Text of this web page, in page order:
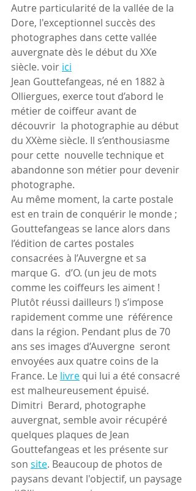
Autre particularité de la vallée de la
Dore, l'exceptionnel succès des
photographes dans cette vallée
auvergnate dès le début du XXe
siècle. voir ici
Jean Gouttefangeas, né en 1882 à
Olliergues, exerce tout d’abord le
métier de coiffeur avant de
découvrir  la photographie au début
du XXème siècle. Il s’enthousiasme
pour cette  nouvelle technique et
abandonne son métier pour devenir
photographe.
Au même moment, la carte postale
est en train de conquérir le monde ;
Gouttefangeas se lance alors dans
l’édition de cartes postales
consacrées à l’Auvergne et sa
marque G.  d’O. (un jeu de mots
comme les coiffeurs les aiment !
Plutôt réussi dailleurs !) s’impose
rapidement comme une  référence
dans la région. Pendant plus de 70
ans ses images d’Auvergne  seront
envoyées aux quatre coins de la
France. Le livre qui lui a été consacré
est malheureusement épuisé.
Dimitri  Berard, photographe
auvergnat, semble avoir récupéré
quelques plaques de Jean
Gouttefangeas et les présente sur
son site. Beaucoup de photos de
paysans devant l'objectif, un paysage